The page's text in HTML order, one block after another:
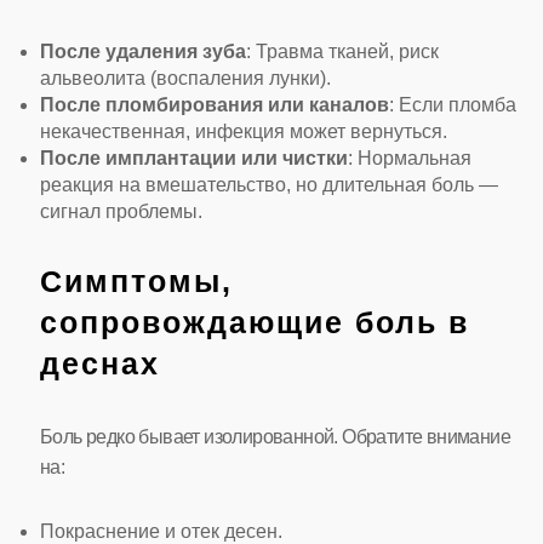
После удаления зуба: Травма тканей, риск
альвеолита (воспаления лунки).
После пломбирования или каналов: Если пломба
некачественная, инфекция может вернуться.
После имплантации или чистки: Нормальная
реакция на вмешательство, но длительная боль —
сигнал проблемы.
Симптомы,
сопровождающие боль в
деснах
Боль редко бывает изолированной. Обратите внимание
на:
Покраснение и отек десен.